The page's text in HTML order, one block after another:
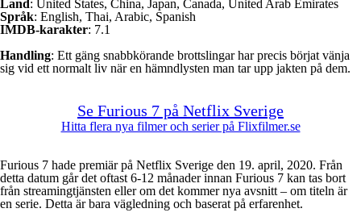
Land: United States, China, Japan, Canada, United Arab Emirates
Språk: English, Thai, Arabic, Spanish
IMDB-karakter: 7.1
Handling: Ett gäng snabbkörande brottslingar har precis börjat vänja
sig vid ett normalt liv när en hämndlysten man tar upp jakten på dem.
Se Furious 7 på Netflix Sverige
Hitta flera nya filmer och serier på Flixfilmer.se
Furious 7 hade premiär på Netflix Sverige den 19. april, 2020. Från
detta datum går det oftast 6-12 månader innan Furious 7 kan tas bort
från streamingtjänsten eller om det kommer nya avsnitt – om titeln är
en serie. Detta är bara vägledning och baserat på erfarenhet.